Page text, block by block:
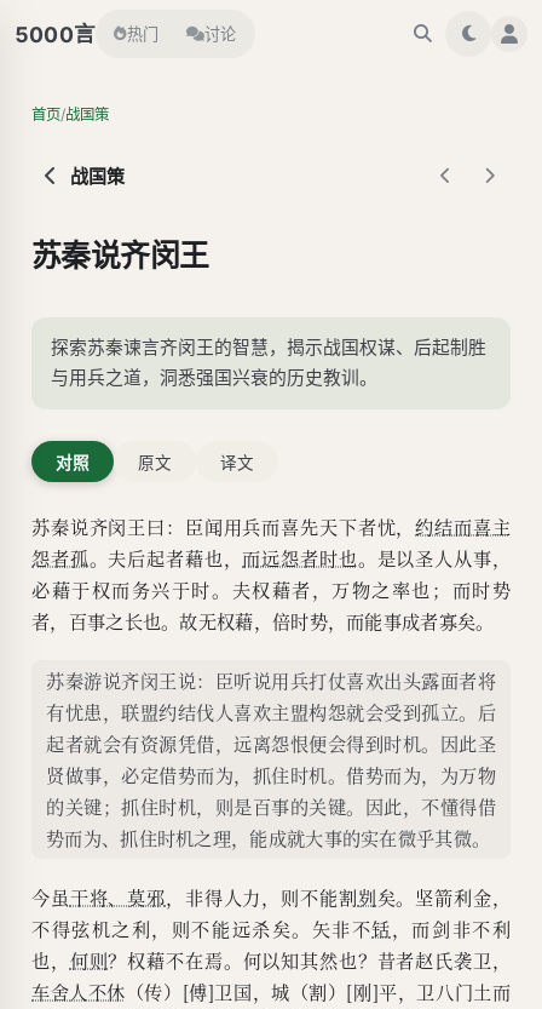
5000言 热门 讨论
首页/战国策
战国策
苏秦说齐闵王
探索苏秦谏言齐闵王的智慧，揭示战国权谋、后起制胜
与用兵之道，洞悉强国兴衰的历史教训。
对照 原文 译文
苏秦说齐闵王曰：臣闻用兵而喜先天下者忧，约结而喜主
怨者孤。夫后起者藉也，而远怨者时也。是以圣人从事，
必藉于权而务兴于时。夫权藉者，万物之率也；而时势
者，百事之长也。故无权藉，倍时势，而能事成者寡矣。
苏秦游说齐闵王说：臣听说用兵打仗喜欢出头露面者将
有忧患，联盟约结伐人喜欢主盟构怨就会受到孤立。后
起者就会有资源凭借，远离怨恨便会得到时机。因此圣
贤做事，必定借势而为，抓住时机。借势而为，为万物
的关键；抓住时机，则是百事的关键。因此，不懂得借
势而为、抓住时机之理，能成就大事的实在微乎其微。
今虽干将、莫邪，非得人力，则不能割刿矣。坚箭利金，
不得弦机之利，则不能远杀矣。矢非不铦，而剑非不利
也， 何则？权藉不在焉。何以知其然也？昔者赵氏袭卫，
车舍人不休 （传）[傅]卫国，城（割）[刚]平，卫八门土而